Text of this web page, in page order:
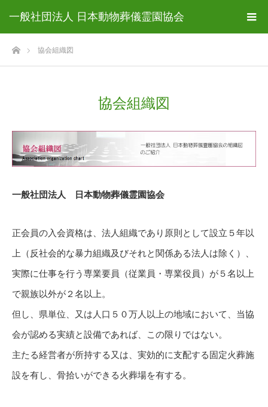
一般社団法人 日本動物葬儀霊園協会
ホーム協会組織図
協会組織図
一般社団法人 日本動物葬儀霊園協会
正会員の入会資格は、法人組織であり原則として設立５年以
上（反社会的な暴力組織及びそれと関係ある法人は除く）、
実際に仕事を行う専業要員（従業員・専業役員）が５名以上
で親族以外が２名以上。
但し、県単位、又は人口５０万人以上の地域において、当協
会が認める実績と設備であれば、この限りではない。
主たる経営者が所持する又は、実効的に支配する固定火葬施
設を有し、骨拾いができる火葬場を有する。